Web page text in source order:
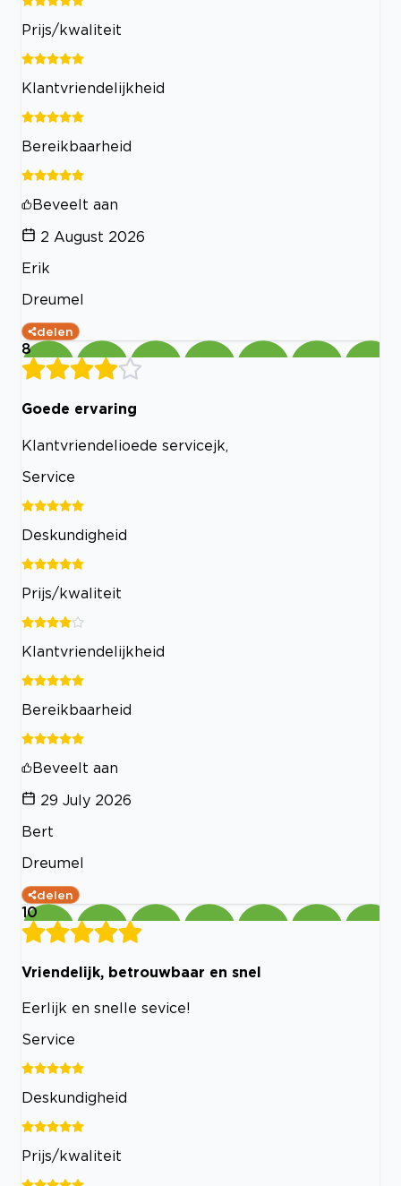
Prijs/kwaliteit
Klantvriendelijkheid
Bereikbaarheid
Beveelt aan
2 August 2026
Erik
Dreumel
delen
8
Goede ervaring
Klantvriendelioede servicejk,
Service
Deskundigheid
Prijs/kwaliteit
Klantvriendelijkheid
Bereikbaarheid
Beveelt aan
29 July 2026
Bert
Dreumel
delen
10
Vriendelijk, betrouwbaar en snel
Eerlijk en snelle sevice!
Service
Deskundigheid
Prijs/kwaliteit